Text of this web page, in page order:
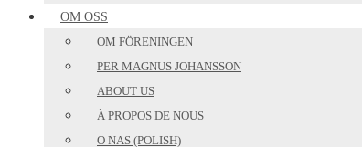
OM OSS
OM FÖRENINGEN
PER MAGNUS JOHANSSON
ABOUT US
À PROPOS DE NOUS
O NAS (POLISH)